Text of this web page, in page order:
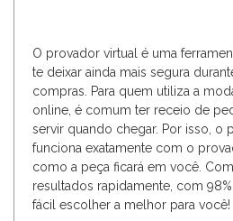
O provador virtual é uma
te deixar ainda mais segura
compras. Para quem utiliza a
online, é comum ter receio de
servir quando chegar. Por isso, o
funciona exatamente com o
como a peça ficará em você.
resultados rapidamente, com
fácil escolher a melhor para você!